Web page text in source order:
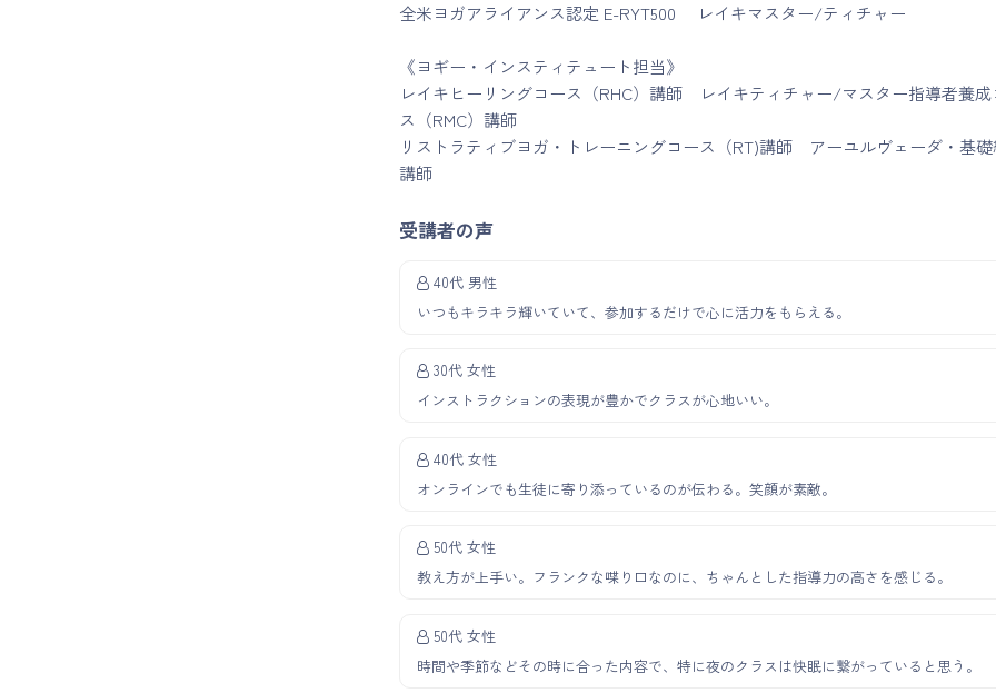
全米ヨガアライアンス認定 E-RYT500 レイキマスター/ティチャー
《ヨギー・インスティテュート担当》
レイキヒーリングコース（RHC）講師 レイキティチャー/マスター指導者養成
ス（RMC）講師
リストラティブヨガ・トレーニングコース（RT)講師 アーユルヴェーダ・
講師
受講者の声
40代 男性
いつもキラキラ輝いていて、参加するだけで心に活力をもらえる。
30代 女性
インストラクションの表現が豊かでクラスが心地いい。
40代 女性
オンラインでも生徒に寄り添っているのが伝わる。笑顔が素敵。
50代 女性
教え方が上手い。フランクな喋り口なのに、ちゃんとした指導力の高さを感じる。
50代 女性
時間や季節などその時に合った内容で、特に夜のクラスは快眠に繋がっていると思う。